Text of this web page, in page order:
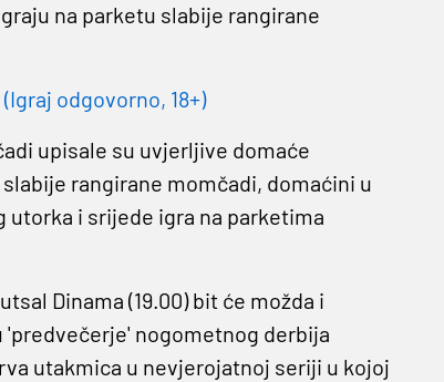
na parketu slabije rangirane
odgovorno, 18+)
upisale su uvjerljive domaće
rangirane momčadi, domaćini u
i srijede igra na parketima
Dinama (19.00) bit će možda i
'predvečerje' nogometnog derbija
utakmica u nevjerojatnoj seriji u kojoj